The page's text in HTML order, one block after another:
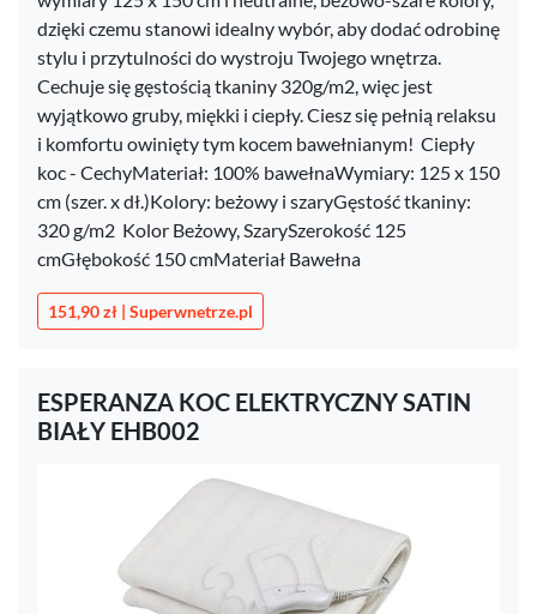
dzięki czemu stanowi idealny wybór, aby dodać odrobinę
stylu i przytulności do wystroju Twojego wnętrza.
Cechuje się gęstością tkaniny 320g/m2, więc jest
wyjątkowo gruby, miękki i ciepły. Ciesz się pełnią relaksu
i komfortu owinięty tym kocem bawełnianym! Ciepły
koc - CechyMateriał: 100% bawełnaWymiary: 125 x 150
cm (szer. x dł.)Kolory: beżowy i szaryGęstość tkaniny:
320 g/m2 Kolor Beżowy, SzarySzerokość 125
cmGłębokość 150 cmMateriał Bawełna
151,90 zł | Superwnetrze.pl
ESPERANZA KOC ELEKTRYCZNY SATIN
BIAŁY EHB002